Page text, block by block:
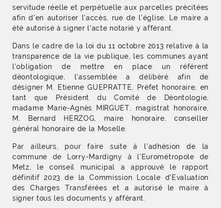
servitude réelle et perpétuelle aux parcelles précitées
afin d’en autoriser l’accès, rue de l’église. Le maire a
été autorisé à signer l’acte notarié y afférant.
Dans le cadre de la loi du 11 octobre 2013 relative à la
transparence de la vie publique, les communes ayant
l’obligation de mettre en place un référent
déontologique, l'assemblée a délibéré afin de
désigner M. Etienne GUEPRATTE, Préfet honoraire, en
tant que Président du Comité de Déontologie,
madame Marie-Agnès MIRGUET, magistrat honoraire,
M. Bernard HERZOG, maire honoraire, conseiller
général honoraire de la Moselle.
Par ailleurs, pour faire suite à l’adhésion de la
commune de Lorry-Mardigny à l’Eurométropole de
Metz, le conseil municipal a approuvé le rapport
définitif 2023 de la Commission Locale d’Evaluation
des Charges Transférées et a autorisé le maire à
signer tous les documents y afférant.